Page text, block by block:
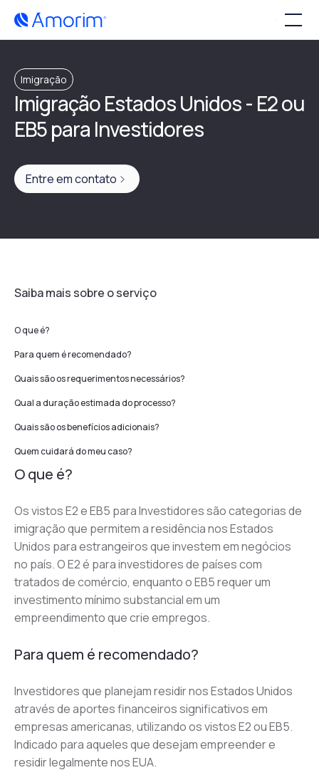
Imigração
Imigração Estados Unidos - E2 ou
EB5 para Investidores
Entre em contato
Saiba mais sobre o serviço
O que é?
Para quem é recomendado?
Quais são os requerimentos necessários?
Qual a duração estimada do processo?
Quais são os benefícios adicionais?
Quem cuidará do meu caso?
O que é?
Os vistos E2 e EB5 para Investidores são categorias de
imigração que permitem a residência nos Estados
Unidos para estrangeiros que investem em negócios
no país. O E2 é para investidores de países com
tratados de comércio, enquanto o EB5 requer um
investimento mínimo substancial em um
empreendimento que crie empregos.
Para quem é recomendado?
Investidores que planejam residir nos Estados Unidos
através de aportes financeiros significativos em
empresas americanas, utilizando os vistos E2 ou EB5.
Indicado para aqueles que desejam empreender e
residir legalmente nos EUA.